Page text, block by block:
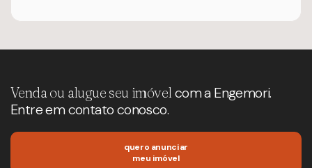
Venda ou alugue seu imóvel com a Engemori.
Entre em contato conosco.
quero anunciar
meu imóvel